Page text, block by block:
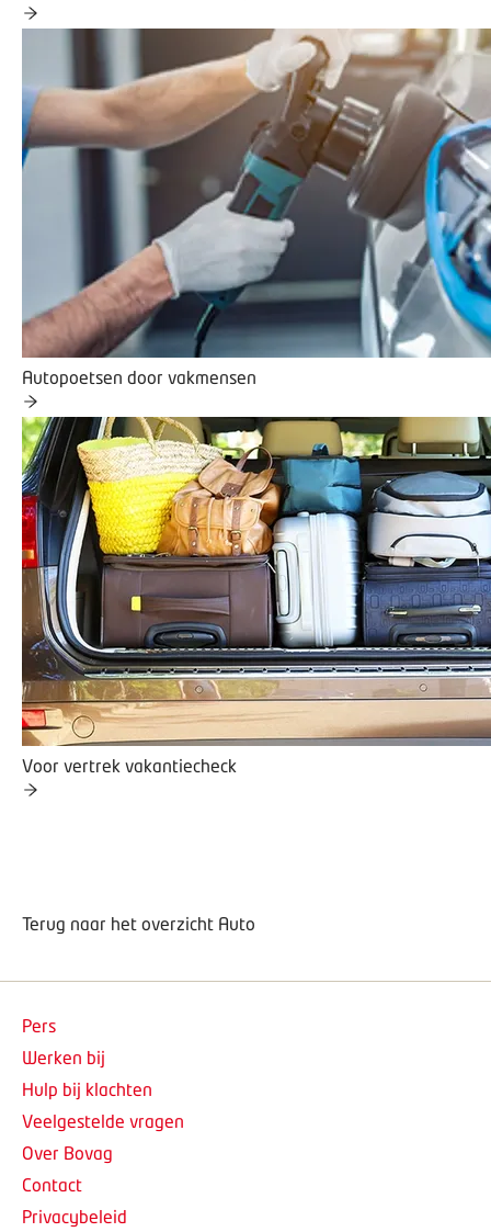
Autopoetsen door vakmensen
Voor vertrek vakantiecheck
Terug naar het overzicht Auto
Pers
Werken bij
Hulp bij klachten
Veelgestelde vragen
Over Bovag
Contact
Privacybeleid